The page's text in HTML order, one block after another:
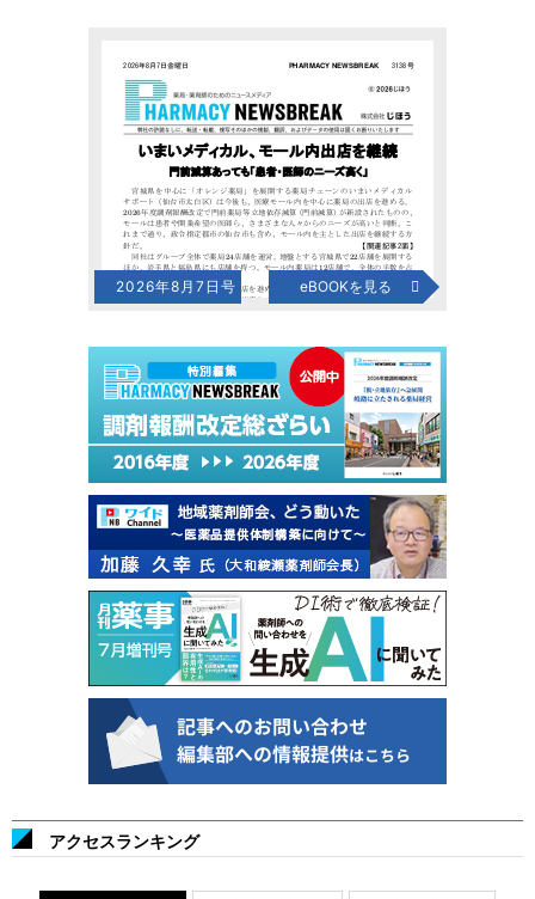
2026年8月7日号 eBOOKを見る
アクセスランキング